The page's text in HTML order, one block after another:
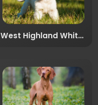
West Highland White